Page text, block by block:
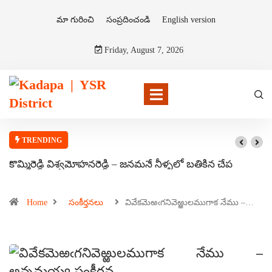
మా గురించి సంప్రదించండి English version
Friday, August 7, 2026
TRENDING
కొమ్మిరెడ్డి విశ్వమోహనరెడ్డి – జనమనే నీళ్ళలో బతికిన చేప
Home సంకీర్తనలు వివేకమెఱఁగనివెఱ్ఱులముగాక నేము –…